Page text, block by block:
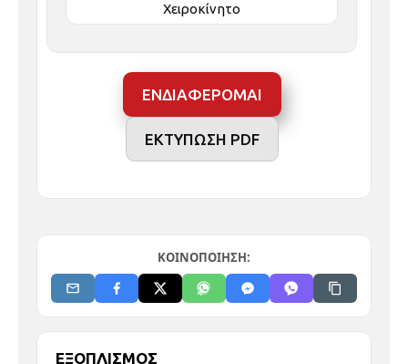
Χειροκίνητο
ΕΝΔΙΑΦΕΡΟΜΑΙ
ΕΚΤΥΠΩΣΗ PDF
ΚΟΙΝΟΠΟΙΗΣΗ:
ΕΞΟΠΛΙΣΜΟΣ